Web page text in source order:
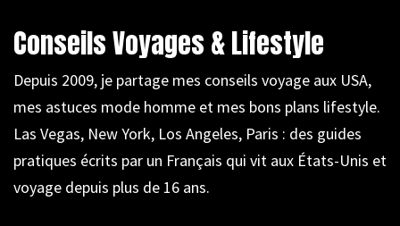
Conseils Voyages & Lifestyle
Depuis 2009, je partage mes conseils voyage aux USA,
mes astuces mode homme et mes bons plans lifestyle.
Las Vegas, New York, Los Angeles, Paris : des guides
pratiques écrits par un Français qui vit aux États-Unis et
voyage depuis plus de 16 ans.